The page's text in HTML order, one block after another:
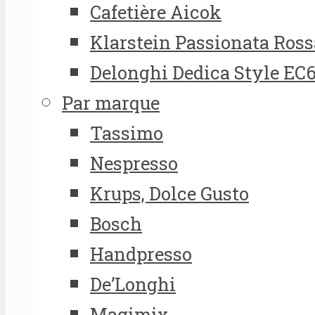
Cafetière Aicok
Klarstein Passionata
Delonghi Dedica Style
Par marque
Tassimo
Nespresso
Krups, Dolce Gusto
Bosch
Handpresso
De’Longhi